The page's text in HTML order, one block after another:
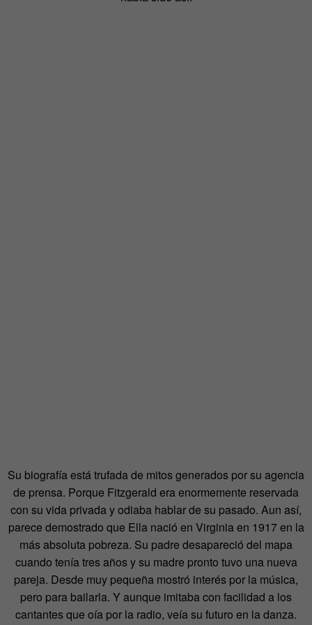
Su biografía está trufada de mitos generados por su agencia
de prensa. Porque Fitzgerald era enormemente reservada
con su vida privada y odiaba hablar de su pasado. Aun así,
parece demostrado que Ella nació en Virginia en 1917 en la
más absoluta pobreza. Su padre desapareció del mapa
cuando tenía tres años y su madre pronto tuvo una nueva
pareja. Desde muy pequeña mostró interés por la música,
pero para bailarla. Y aunque imitaba con facilidad a los
cantantes que oía por la radio, veía su futuro en la danza.